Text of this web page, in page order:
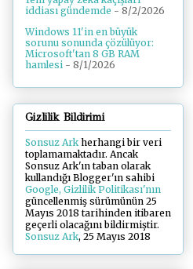
iddiası gündemde - 8/2/2026
Windows 11'in en büyük
sorunu sonunda çözülüyor:
Microsoft'tan 8 GB RAM
hamlesi - 8/1/2026
Gizlilik Bildirimi
Sonsuz Arkherhangi bir veri
toplamamaktadır. Ancak
Sonsuz Ark'ın taban olarak
kullandığı Blogger'ın sahibi
Google, Gizlilik Politikası'nın
güncellenmiş sürümünün 25
Mayıs 2018 tarihinden itibaren
geçerli olacağını bildirmiştir.
Sonsuz Ark, 25 Mayıs 2018